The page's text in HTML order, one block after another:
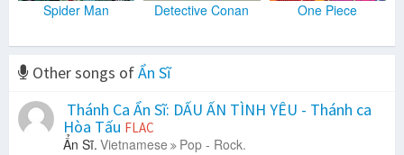
Spider Man Detective Conan One Piece
Other songs ofẨn Sĩ
Thánh Ca Ẩn Sĩ: DẤU ẤN TÌNH YÊU - Thánh ca
Hòa Tấu FLAC
Ẩn Sĩ. Vietnamese Pop - Rock.